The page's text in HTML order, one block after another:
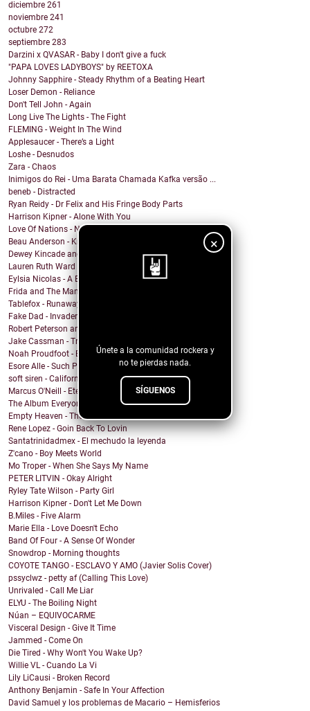
×
Únete a la comunidad rockera y
no te pierdas nada.
SÍGUENOS
diciembre 261
noviembre 241
octubre 272
septiembre 283
Darzini x QVASAR - Baby I don't give a fuck
"PAPA LOVES LADYBOYS" by REETOXA
Johnny Sapphire - Steady Rhythm of a Beating Heart
Loser Demon - Reliance
Don't Tell John - Again
Long Live The Lights - The Fight
FLEMING - Weight In The Wind
Applesaucer - There’s a Light
Loshe - Desnudos
Zara - Chaos
Inimigos do Rei - Uma Barata Chamada Kafka versão ...
beneb - Distracted
Ryan Reidy - Dr Felix and His Fringe Body Parts
Harrison Kipner - Alone With You
Love Of Nations - Ne'er Do Well
Beau Anderson - Know By Now
Dewey Kincade and The Navigators - Down in the Val...
Lauren Ruth Ward - Camouflage Sabotage
Eylsia Nicolas - A Beautiful Mess
Frida and The Mann - Dancing in the sun
Tablefox - Runaway
Fake Dad - Invader
Robert Peterson and The Crusade - Coming Out Of Ba...
Jake Cassman - Trying To Mourn A Friend Of Mine
Noah Proudfoot - Born to Fly
Esore Alle - Such Pretty Lies
soft siren - California Heatwave
Marcus O'Neill - Eternal Flame
The Album Everyone Wants - Chris Portka
Empty Heaven - The Center of My Universe
Rene Lopez - Goin Back To Lovin
Santatrinidadmex - El mechudo la leyenda
Z'cano - Boy Meets World
Mo Troper - When She Says My Name
PETER LITVIN - Okay Alright
Ryley Tate Wilson - Party Girl
Harrison Kipner - Don't Let Me Down
B.Miles - Five Alarm
Marie Ella - Love Doesn't Echo
Band Of Four - A Sense Of Wonder
Snowdrop - Morning thoughts
COYOTE TANGO - ESCLAVO Y AMO (Javier Solis Cover)
pssyclwz - petty af (Calling This Love)
Unrivaled - Call Me Liar
ELYU - The Boiling Night
Núan – EQUIVOCARME
Visceral Design - Give It Time
Jammed - Come On
Die Tired - Why Won't You Wake Up?
Willie VL - Cuando La Vi
Lily LiCausi - Broken Record
Anthony Benjamin - Safe In Your Affection
David Samuel y los problemas de Macario – Hemisferios